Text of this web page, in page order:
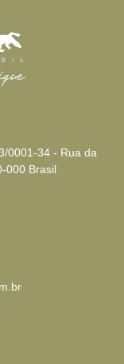
0001-34 - Rua da
000 Brasil